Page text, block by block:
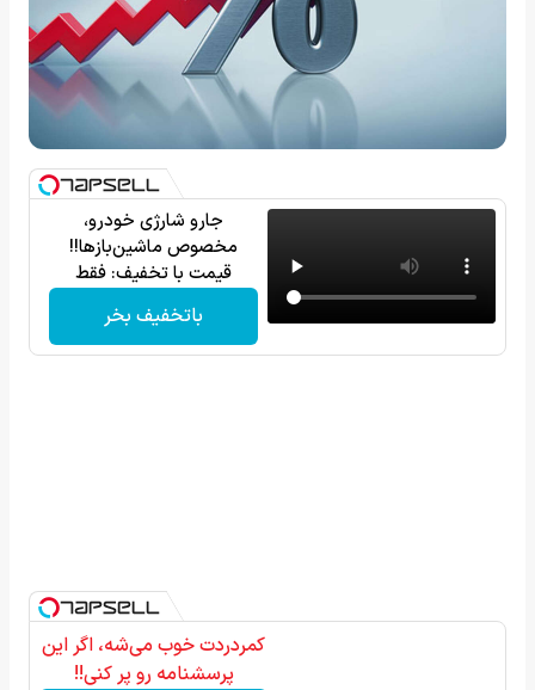
جارو شارژی خودرو،
مخصوص ماشین‌باز‌ها!!
قیمت با تخفیف: فقط
باتخفیف بخر
کمردردت خوب می‌شه، اگر این
پرسشنامه رو پر کنی!!